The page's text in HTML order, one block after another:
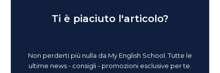
Ti è piaciuto l'articolo?
Non perderti più nulla da My English School. Tutte le
ultime news - consigli - promozioni esclusive per te.